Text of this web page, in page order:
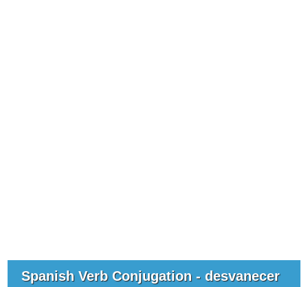
Spanish Verb Conjugation - desvanecer